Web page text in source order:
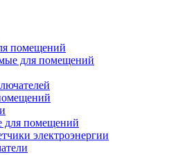
помещений
для помещений
для помещений
электроэнергии